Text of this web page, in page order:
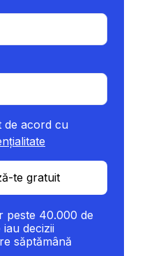
de acord cu
te gratuit
peste 40.000 de
decizii
săptămână